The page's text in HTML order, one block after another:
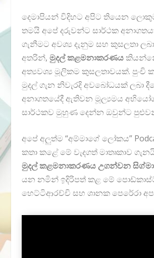
දෙමාපියන් විදිහට අපිට තියෙන
තමයි අපේ දරුවන්ට සාර්ථක
ගැනීමට අවශ්‍ය දැනුම සහ කුසලතා
අතරින්, මුදල් කළමනාකරණය
අත්‍යවශ්‍ය මූලිකම කුසලතාවයක්. පුංචි
මුදල් ගැන නිවැරදි අවබෝධයක් ලබා
අනාගතයේදී ඇතිවන මූල්‍යමය
සාර්ථකව මුහුණ දෙන්න ඔවුන්ට
අපේ අලුත්ම “අම්මාගේ ලෝකය”
කතා කළේ මේ වැදගත් මාතෘකාව
මුදල් කළමනාකරණය උගන්වන
යන නමින් ඉදිරිපත් කළ මේ
හෙට්ටිආරච්චි සහ ශානක පෙරේරා